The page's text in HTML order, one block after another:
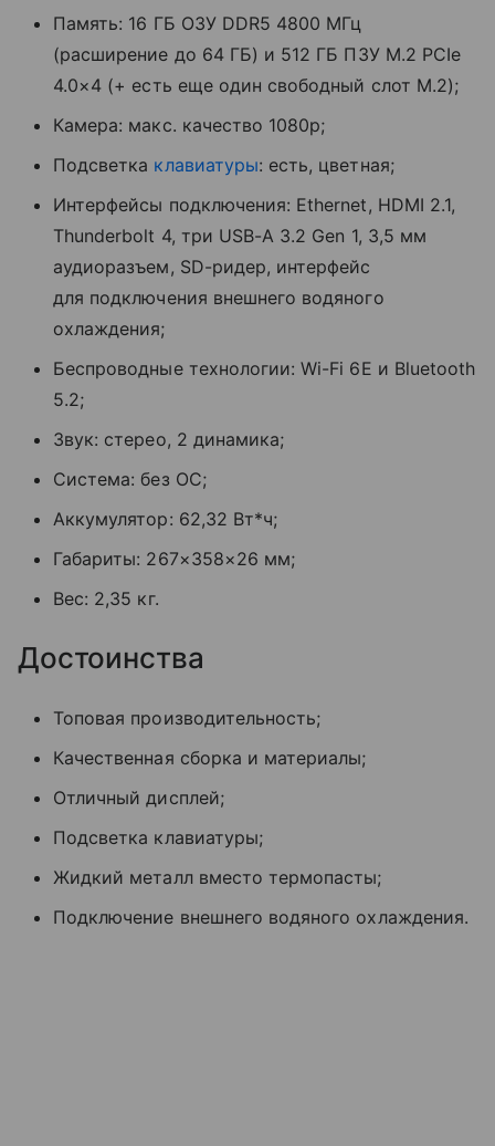
Память: 16 ГБ ОЗУ DDR5 4800 МГц
(расширение до 64 ГБ) и 512 ГБ ПЗУ M.2 PCIe
4.0×4 (+ есть еще один свободный слот M.2);
Камера: макс. качество 1080p;
Подсветка клавиатуры: есть, цветная;
Интерфейсы подключения: Ethernet, HDMI 2.1,
Thunderbolt 4, три USB-A 3.2 Gen 1, 3,5 мм
аудиоразъем, SD-ридер, интерфейс
для подключения внешнего водяного
охлаждения;
Беспроводные технологии: Wi-Fi 6E и Bluetooth
5.2;
Звук: стерео, 2 динамика;
Система: без ОС;
Аккумулятор: 62,32 Вт*ч;
Габариты: 267×358×26 мм;
Вес: 2,35 кг.
Достоинства
Топовая производительность;
Качественная сборка и материалы;
Отличный дисплей;
Подсветка клавиатуры;
Жидкий металл вместо термопасты;
Подключение внешнего водяного охлаждения.